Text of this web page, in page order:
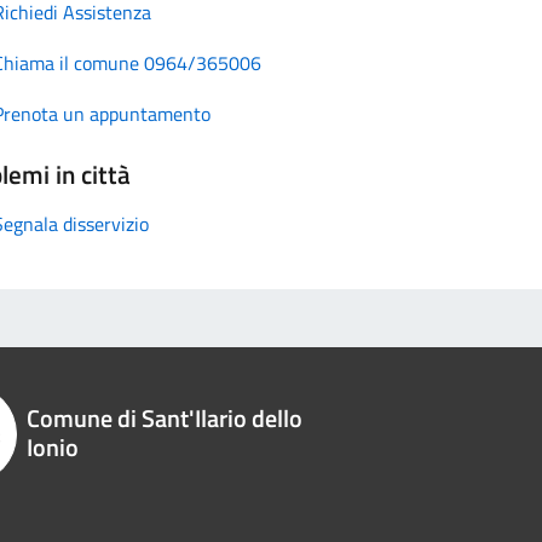
Assistenza
il comune 0964/365006
un appuntamento
in città
disservizio
Comune di Sant'Ilario dello
Ionio